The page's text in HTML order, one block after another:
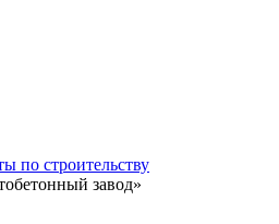
по строительству
завод»